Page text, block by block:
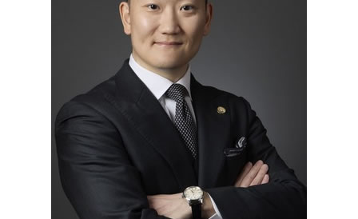
残業 未払い 請求
長 時間 労働 問題
セクハラ パワハラ
通販 詐欺 23区 弁護士
通販 詐欺 全国 弁護士
誹謗中傷 渋谷区
労働問題 全国 弁護士
振り込め詐欺 港区 弁護士
振り込め詐欺 23区 相談
不当請求 全国 弁護士
企業法務 港区 弁護士
債務整理 全国 弁護士
リーガルチェック 港区 相談